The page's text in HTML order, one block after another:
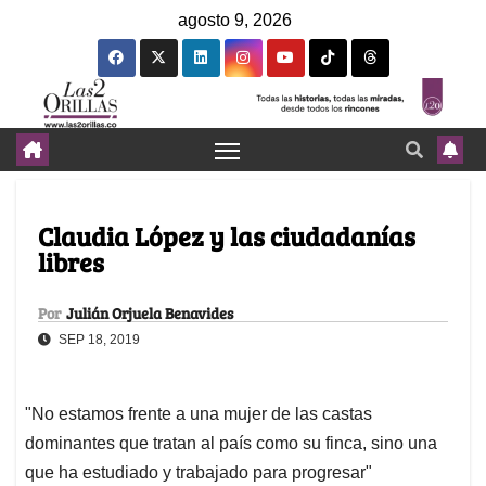
agosto 9, 2026
Claudia López y las ciudadanías
libres
Por Julián Orjuela Benavides
SEP 18, 2019
"No estamos frente a una mujer de las castas
dominantes que tratan al país como su finca, sino una
que ha estudiado y trabajado para progresar"